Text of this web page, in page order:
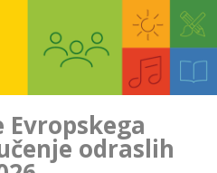
Evropskega
odraslih